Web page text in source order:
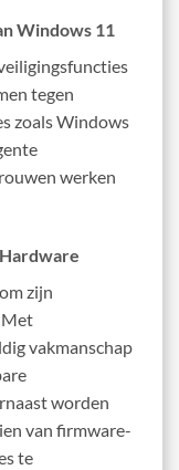
Windows 11
tegen
zoals Windows
werken
zijn
Met
vakmanschap
worden
van firmware-
te